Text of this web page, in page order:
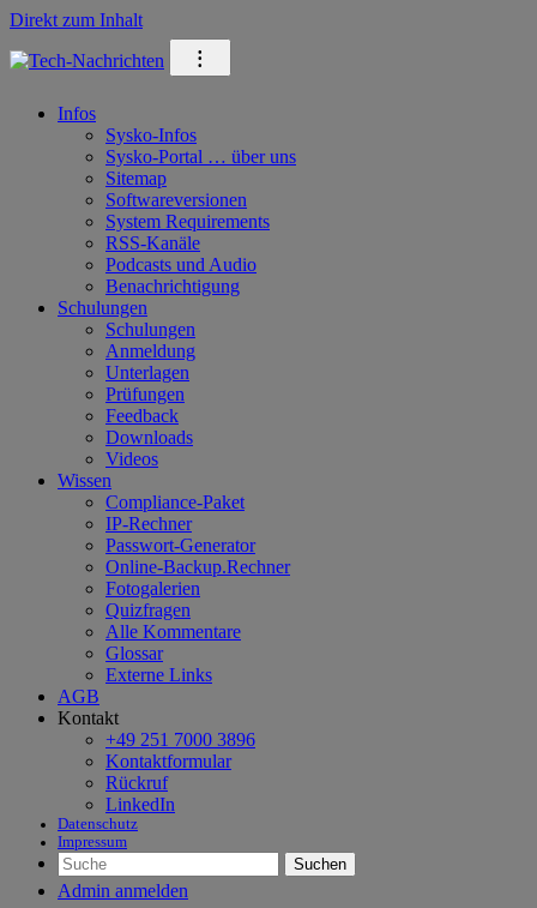
Direkt zum Inhalt
⁝
Infos
Sysko-Infos
Sysko-Portal … über uns
Sitemap
Softwareversionen
System Requirements
RSS-Kanäle
Podcasts und Audio
Benachrichtigung
Schulungen
Schulungen
Anmeldung
Unterlagen
Prüfungen
Feedback
Downloads
Videos
Wissen
Compliance-Paket
IP-Rechner
Passwort-Generator
Online-Backup.Rechner
Fotogalerien
Quizfragen
Alle Kommentare
Glossar
Externe Links
AGB
Kontakt
+49 251 7000 3896
Kontaktformular
Rückruf
LinkedIn
Datenschutz
Impressum
Suchen
Admin anmelden